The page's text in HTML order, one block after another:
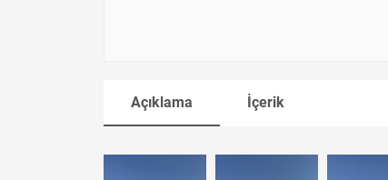
Açıklama İçerik